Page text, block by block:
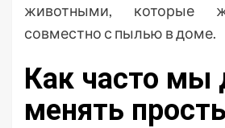
животными, которые
совместно с пылью в доме.
Как часто
менять